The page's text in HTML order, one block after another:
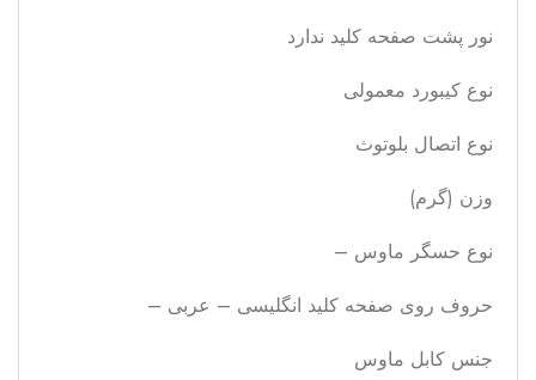
نور پشت صفحه کلید ندارد
نوع کیبورد معمولی
نوع اتصال بلوتوث
وزن (گرم)
نوع حسگر ماوس –
حروف روی صفحه کلید انگلیسی – عربی –
جنس کابل ماوس